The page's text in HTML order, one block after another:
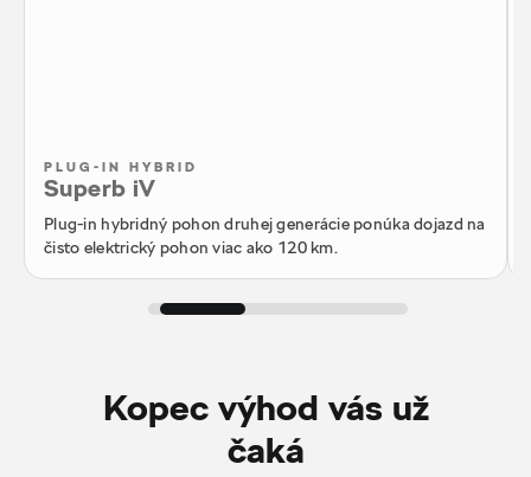
PLUG-IN HYBRID
Superb iV
Plug-in hybridný pohon druhej generácie ponúka dojazd na
čisto elektrický pohon viac ako 120 km.
Kopec výhod vás už
čaká